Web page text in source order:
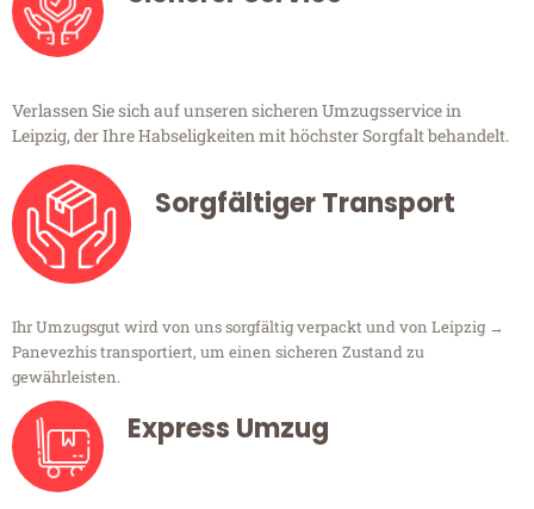
Verlassen Sie sich auf unseren sicheren Umzugsservice in
Leipzig, der Ihre Habseligkeiten mit höchster Sorgfalt behandelt.
Sorgfältiger Transport
Ihr Umzugsgut wird von uns sorgfältig verpackt und von Leipzig →
Panevezhis transportiert, um einen sicheren Zustand zu
gewährleisten.
Express Umzug